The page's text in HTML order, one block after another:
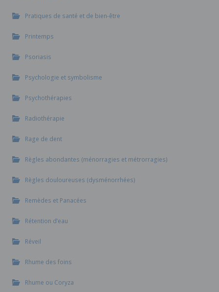
Pratiques de santé et de bien-être
Printemps
Psoriasis
Psychologie et symbolisme
Psychothérapies
Radiothérapie
Rage de dent
Règles abondantes (ménorragies et métrorragies)
Règles douloureuses (dysménorrhées)
Remèdes et Panacées
Rétention d’eau
Réveil
Rhume des foins
Rhume ou Coryza